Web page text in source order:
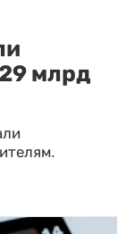
млрд